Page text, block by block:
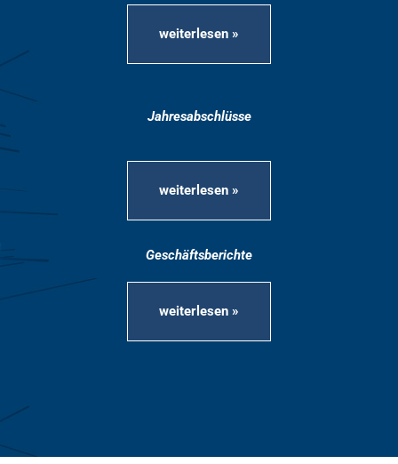
weiterlesen »
Jahresabschlüsse
weiterlesen »
Geschäftsberichte
weiterlesen »